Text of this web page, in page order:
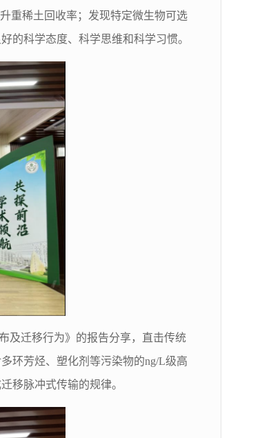
重稀土回收率；发现特定微生物可选
的科学态度、科学思维和科学习惯。
及迁移行为》的报告分享，直击传统
环芳烃、塑化剂等污染物的ng/L级高
移脉冲式传输的规律。